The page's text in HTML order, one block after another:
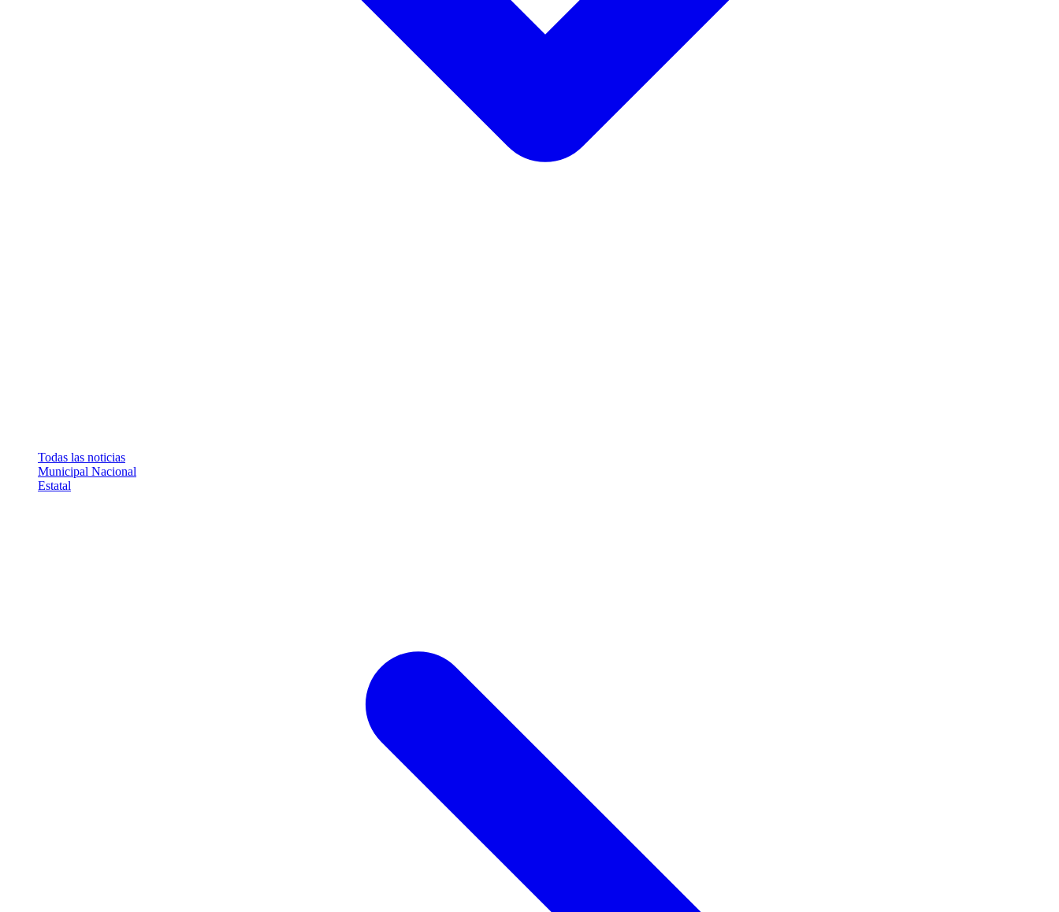
Todas las noticias
Municipal Nacional
Estatal